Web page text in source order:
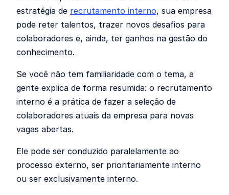
estratégia de recrutamento interno, sua empresa
pode reter talentos, trazer novos desafios para
colaboradores e, ainda, ter ganhos na gestão do
conhecimento.
Se você não tem familiaridade com o tema, a
gente explica de forma resumida: o recrutamento
interno é a prática de fazer a seleção de
colaboradores atuais da empresa para novas
vagas abertas.
Ele pode ser conduzido paralelamente ao
processo externo, ser prioritariamente interno
ou ser exclusivamente interno.